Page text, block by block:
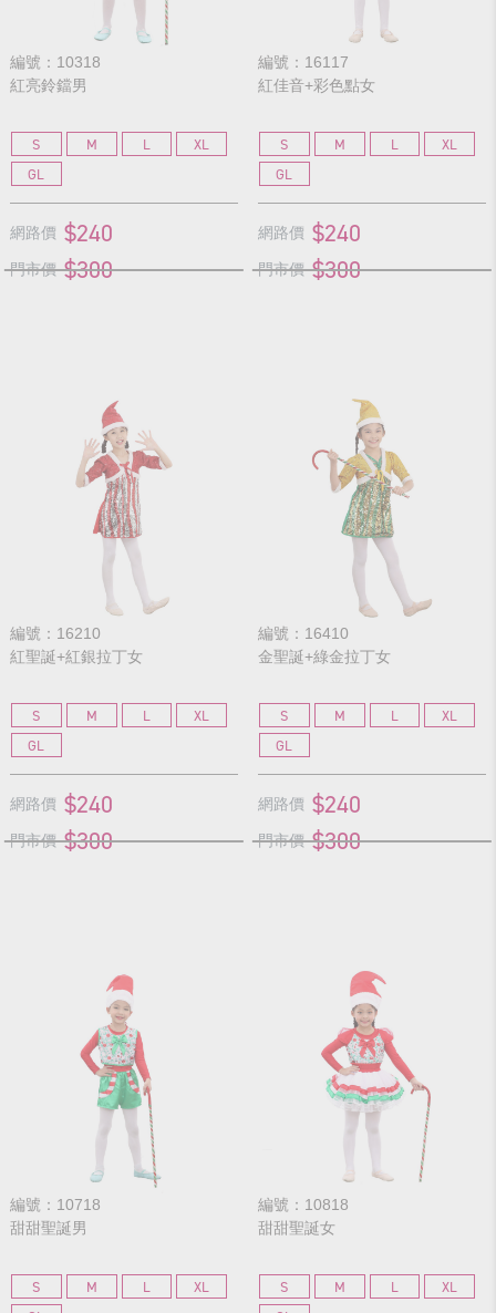
編號：10318
紅亮鈴鐺男
S M L
XL
GL
網路價 $240
門市價 $300
編號：16117
紅佳音+彩色點女
S M L
XL
GL
網路價 $240
門市價 $300
編號：16210
紅聖誕+紅銀拉丁女
S M L
XL
GL
網路價 $240
門市價 $300
編號：16410
金聖誕+綠金拉丁女
S M L
XL
GL
網路價 $240
門市價 $300
編號：10718
甜甜聖誕男
S M L
XL
編號：10818
甜甜聖誕女
S M L
XL